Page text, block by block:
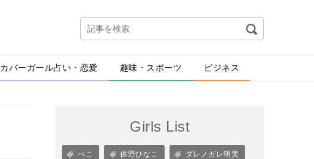
カバーガール占い・恋愛 趣味・スポーツ ビジネス
Girls List
ぺこ 佐野ひなこ ダレノガレ明美